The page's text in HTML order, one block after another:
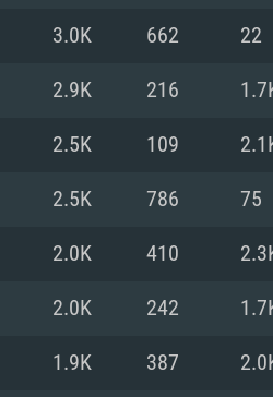
3.0K 662 22
2.9K 216
2.5K 109
2.5K 786 75
2.0K 410
2.0K 242
1.9K 387